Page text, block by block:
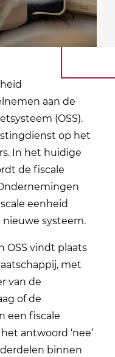
aan de
(OSS).
op het
In het huidige
de fiscale
eenheid
systeem.
OSS vindt plaats
met
van de
of de
een fiscale
antwoord ‘nee’
binnen